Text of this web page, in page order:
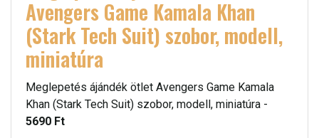
Avengers Game Kamala Khan
(Stark Tech Suit) szobor, modell,
miniatúra
Meglepetés ájándék ötlet Avengers Game Kamala
Khan (Stark Tech Suit) szobor, modell, miniatúra -
5690 Ft